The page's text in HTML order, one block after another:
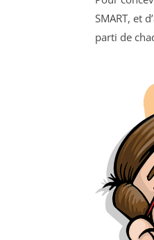
SMART, et
parti de